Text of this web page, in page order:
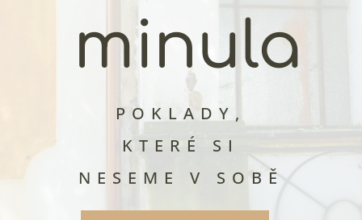
minula
POKLADY,
KTERÉ SI
NESEME V SOBĚ